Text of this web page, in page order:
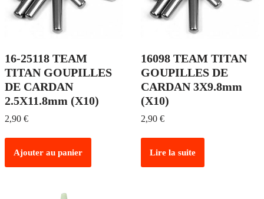
16-25118 TEAM
TITAN GOUPILLES
DE CARDAN
2.5X11.8mm (X10)
2,90 €
Ajouter au panier
16098 TEAM TITAN
GOUPILLES DE
CARDAN 3X9.8mm
(X10)
2,90 €
Lire la suite